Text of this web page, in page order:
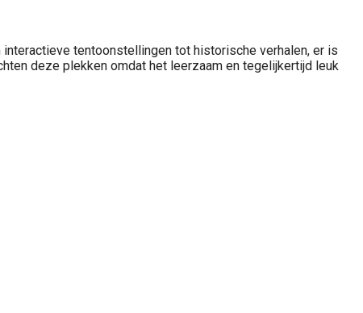
tentoonstellingen tot historische verhalen, er is
deze plekken omdat het leerzaam en tegelijkertijd leuk